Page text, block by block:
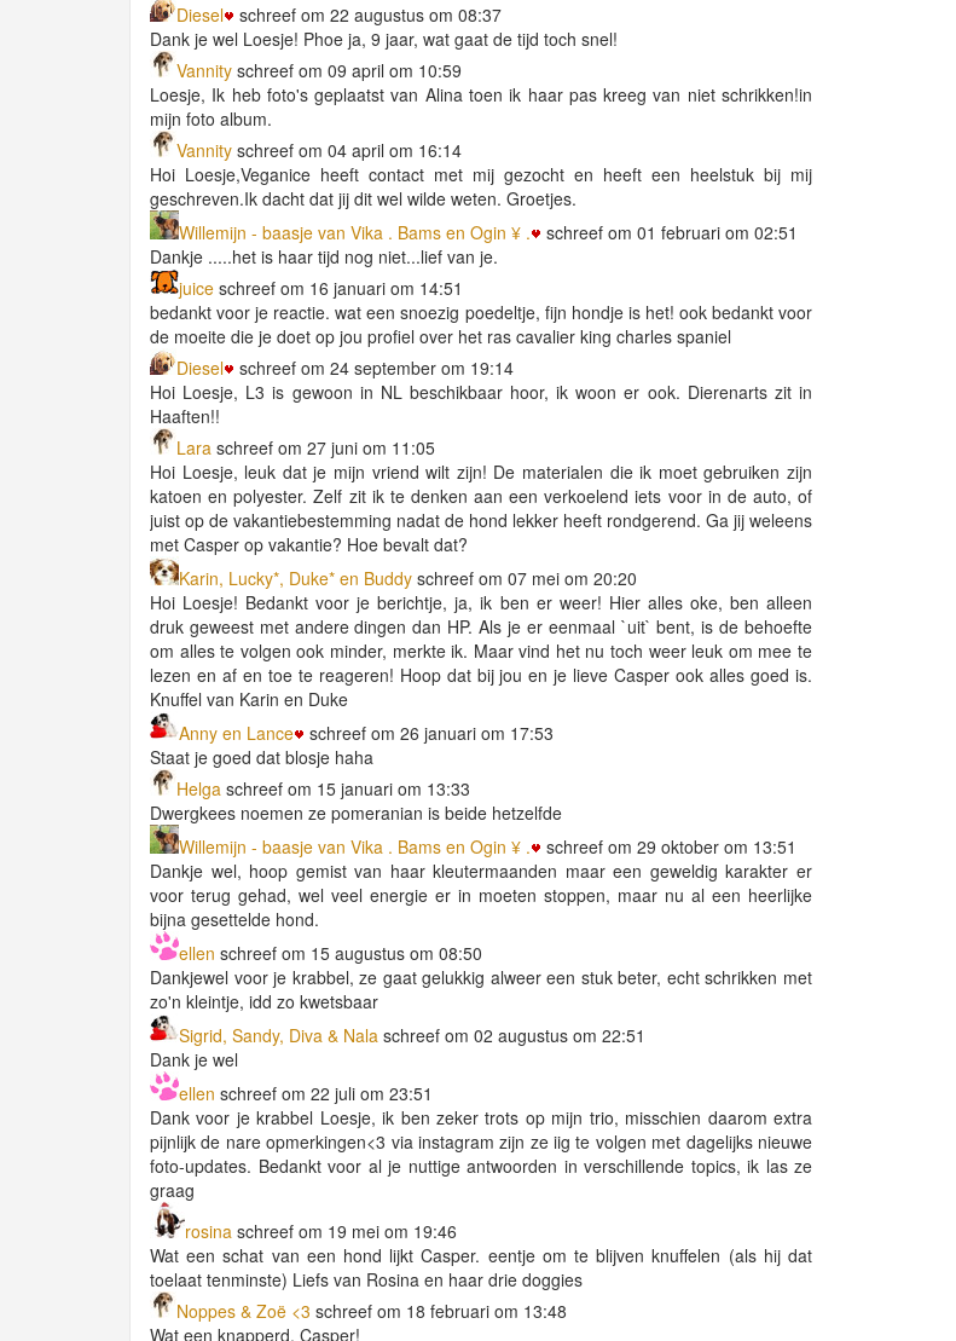
Diesel
schreef om 22 augustus om 08:37
Dank je wel Loesje! Phoe ja, 9 jaar, wat gaat de tijd toch snel!
Vannity schreef om 09 april om 10:59
Loesje, Ik heb foto's geplaatst van Alina toen ik haar pas kreeg van niet schrikken!in
mijn foto album.
Vannity schreef om 04 april om 16:14
Hoi Loesje,Veganice heeft contact met mij gezocht en heeft een heelstuk bij mij
geschreven.Ik dacht dat jij dit wel wilde weten. Groetjes.
Willemijn - baasje van Vika . Bams en Ogin ¥ .
schreef om 01 februari om 02:51
Dankje .....het is haar tijd nog niet...lief van je.
juice schreef om 16 januari om 14:51
bedankt voor je reactie. wat een snoezig poedeltje, fijn hondje is het! ook bedankt voor
de moeite die je doet op jou profiel over het ras cavalier king charles spaniel
Diesel
schreef om 24 september om 19:14
Hoi Loesje, L3 is gewoon in NL beschikbaar hoor, ik woon er ook. Dierenarts zit in
Haaften!!
Lara schreef om 27 juni om 11:05
Hoi Loesje, leuk dat je mijn vriend wilt zijn! De materialen die ik moet gebruiken zijn
katoen en polyester. Zelf zit ik te denken aan een verkoelend iets voor in de auto, of
juist op de vakantiebestemming nadat de hond lekker heeft rondgerend. Ga jij weleens
met Casper op vakantie? Hoe bevalt dat?
Karin, Lucky*, Duke* en Buddy schreef om 07 mei om 20:20
Hoi Loesje! Bedankt voor je berichtje, ja, ik ben er weer! Hier alles oke, ben alleen
druk geweest met andere dingen dan HP. Als je er eenmaal `uit` bent, is de behoefte
om alles te volgen ook minder, merkte ik. Maar vind het nu toch weer leuk om mee te
lezen en af en toe te reageren! Hoop dat bij jou en je lieve Casper ook alles goed is.
Knuffel van Karin en Duke
Anny en Lance
schreef om 26 januari om 17:53
Staat je goed dat blosje haha
Helga schreef om 15 januari om 13:33
Dwergkees noemen ze pomeranian is beide hetzelfde
Willemijn - baasje van Vika . Bams en Ogin ¥ .
schreef om 29 oktober om 13:51
Dankje wel, hoop gemist van haar kleutermaanden maar een geweldig karakter er
voor terug gehad, wel veel energie er in moeten stoppen, maar nu al een heerlijke
bijna gesettelde hond.
ellen schreef om 15 augustus om 08:50
Dankjewel voor je krabbel, ze gaat gelukkig alweer een stuk beter, echt schrikken met
zo'n kleintje, idd zo kwetsbaar
Sigrid, Sandy, Diva & Nala schreef om 02 augustus om 22:51
Dank je wel
ellen schreef om 22 juli om 23:51
Dank voor je krabbel Loesje, ik ben zeker trots op mijn trio, misschien daarom extra
pijnlijk de nare opmerkingen<3 via instagram zijn ze iig te volgen met dagelijks nieuwe
foto-updates. Bedankt voor al je nuttige antwoorden in verschillende topics, ik las ze
graag
rosina schreef om 19 mei om 19:46
Wat een schat van een hond lijkt Casper. eentje om te blijven knuffelen (als hij dat
toelaat tenminste) Liefs van Rosina en haar drie doggies
Noppes & Zoë <3 schreef om 18 februari om 13:48
Wat een knapperd, Casper!